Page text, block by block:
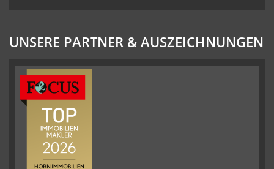
UNSERE PARTNER & AUSZEICHNUNGEN